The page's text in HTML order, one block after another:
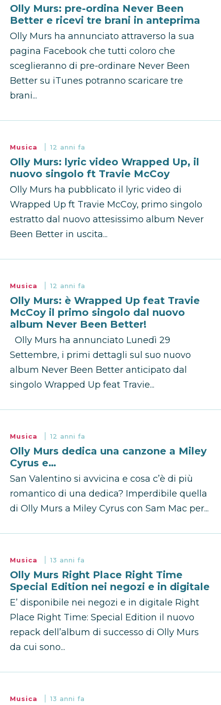
Olly Murs: pre-ordina Never Been
Better e ricevi tre brani in anteprima
Olly Murs ha annunciato attraverso la sua
pagina Facebook che tutti coloro che
sceglieranno di pre-ordinare Never Been
Better su iTunes potranno scaricare tre
brani...
Musica 12 anni fa
Olly Murs: lyric video Wrapped Up, il
nuovo singolo ft Travie McCoy
Olly Murs ha pubblicato il lyric video di
Wrapped Up ft Travie McCoy, primo singolo
estratto dal nuovo attesissimo album Never
Been Better in uscita...
Musica 12 anni fa
Olly Murs: è Wrapped Up feat Travie
McCoy il primo singolo dal nuovo
album Never Been Better!
Olly Murs ha annunciato Lunedì 29
Settembre, i primi dettagli sul suo nuovo
album Never Been Better anticipato dal
singolo Wrapped Up feat Travie...
Musica 12 anni fa
Olly Murs dedica una canzone a Miley
Cyrus e…
San Valentino si avvicina e cosa c’è di più
romantico di una dedica? Imperdibile quella
di Olly Murs a Miley Cyrus con Sam Mac per...
Musica 13 anni fa
Olly Murs Right Place Right Time
Special Edition nei negozi e in digitale
E’ disponibile nei negozi e in digitale Right
Place Right Time: Special Edition il nuovo
repack dell’album di successo di Olly Murs
da cui sono...
Musica 13 anni fa